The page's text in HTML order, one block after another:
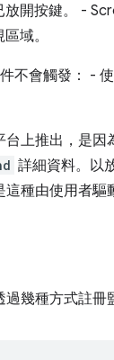
放開按鍵。 -
域。
不會觸發： -
上推出，是
詳細資料。以
種由使用者
幾種方式註冊